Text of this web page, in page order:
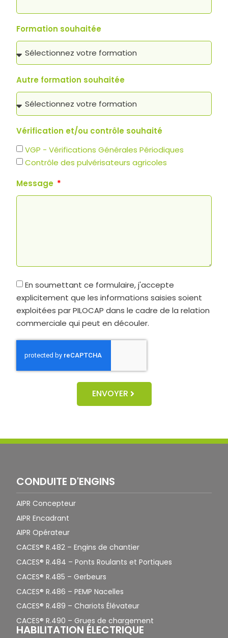
Formation souhaitée
Autre formation souhaitée
Vérification et/ou contrôle souhaité
VGP - Vérifications Générales Périodiques
Contrôle des pulvérisateurs agricoles
Message
En soumettant ce formulaire, j'accepte
explicitement que les informations saisies soient
exploitées par PILOCAP dans le cadre de la relation
commerciale qui peut en découler.
ENVOYER
CONDUITE D'ENGINS
AIPR Concepteur
AIPR Encadrant
AIPR Opérateur
CACES® R.482 – Engins de chantier
CACES® R.484 – Ponts Roulants et Portiques
CACES® R.485 – Gerbeurs
CACES® R.486 – PEMP Nacelles
CACES® R.489 – Chariots Élévateur
CACES® R.490 – Grues de chargement
HABILITATION ÉLECTRIQUE